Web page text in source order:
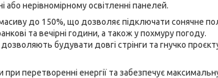
або нерівномірному освітленні панелей.
до 150%, що дозволяє підключати сонячне
та вечірні години, а також у похмуру погоду.
будувати довгі стрінги та гнучко
перетворенні енергії та забезпечує